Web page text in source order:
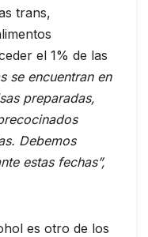
trans,
el 1% de las
se encuentran en
preparadas,
Debemos
estas fechas”,
es otro de los